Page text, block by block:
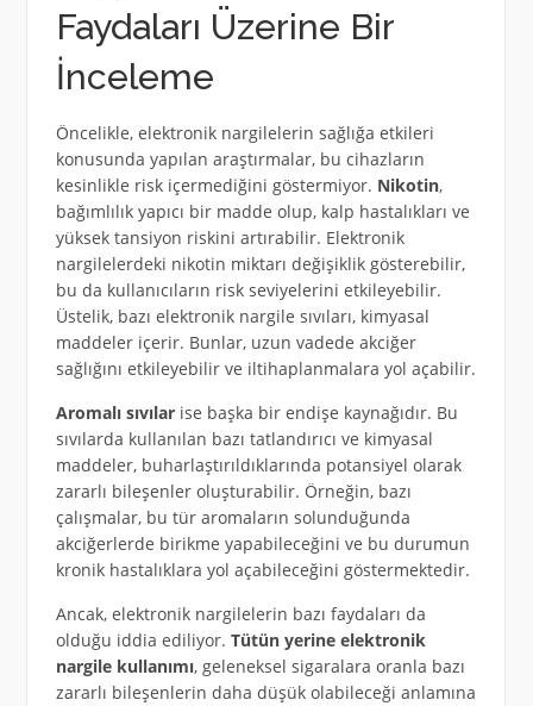
Faydaları Üzerine Bir
İnceleme
Öncelikle, elektronik nargilelerin sağlığa etkileri
konusunda yapılan araştırmalar, bu cihazların
kesinlikle risk içermediğini göstermiyor. Nikotin,
bağımlılık yapıcı bir madde olup, kalp hastalıkları ve
yüksek tansiyon riskini artırabilir. Elektronik
nargilelerdeki nikotin miktarı değişiklik gösterebilir,
bu da kullanıcıların risk seviyelerini etkileyebilir.
Üstelik, bazı elektronik nargile sıvıları, kimyasal
maddeler içerir. Bunlar, uzun vadede akciğer
sağlığını etkileyebilir ve iltihaplanmalara yol açabilir.
Aromalı sıvılarise başka bir endişe kaynağıdır. Bu
sıvılarda kullanılan bazı tatlandırıcı ve kimyasal
maddeler, buharlaştırıldıklarında potansiyel olarak
zararlı bileşenler oluşturabilir. Örneğin, bazı
çalışmalar, bu tür aromaların solunduğunda
akciğerlerde birikme yapabileceğini ve bu durumun
kronik hastalıklara yol açabileceğini göstermektedir.
Ancak, elektronik nargilelerin bazı faydaları da
olduğu iddia ediliyor. Tütün yerine elektronik
nargile kullanımı, geleneksel sigaralara oranla bazı
zararlı bileşenlerin daha düşük olabileceği anlamına